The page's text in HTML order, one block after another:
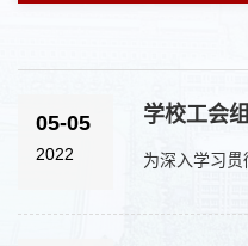
05-05
2022